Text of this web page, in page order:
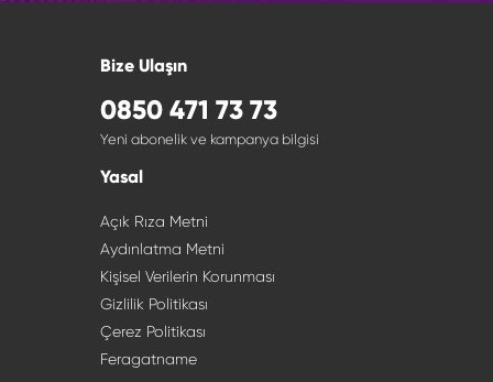
Bize Ulaşın
0850 471 73 73
Yeni abonelik ve kampanya bilgisi
Yasal
Açık Rıza Metni
Aydınlatma Metni
Kişisel Verilerin Korunması
Gizlilik Politikası
Çerez Politikası
Feragatname